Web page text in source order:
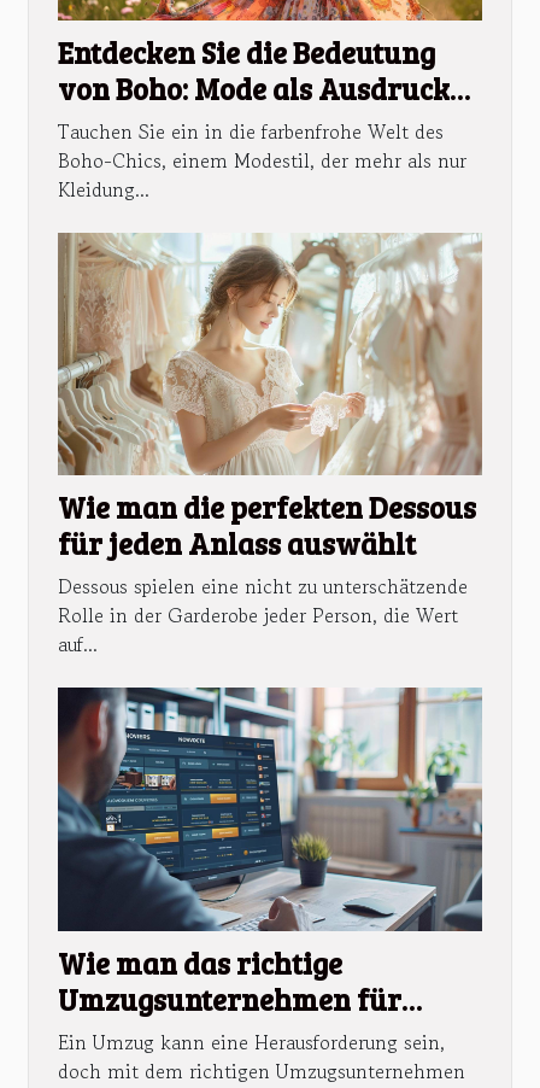
Entdecken Sie die Bedeutung
von Boho: Mode als Ausdruck
der Freiheit
Tauchen Sie ein in die farbenfrohe Welt des
Boho-Chics, einem Modestil, der mehr als nur
Kleidung...
Wie man die perfekten Dessous
für jeden Anlass auswählt
Dessous spielen eine nicht zu unterschätzende
Rolle in der Garderobe jeder Person, die Wert
auf...
Wie man das richtige
Umzugsunternehmen für
stressfreie Wohnungswechsel
findet
Ein Umzug kann eine Herausforderung sein,
doch mit dem richtigen Umzugsunternehmen